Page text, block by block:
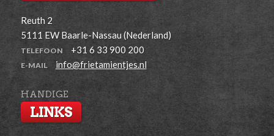
Reuth 2
5111 EW Baarle-Nassau (Nederland)
TELEFOON +31 6 33 900 200
E-MAIL info@frietamientjes.nl
HANDIGE
LINKS